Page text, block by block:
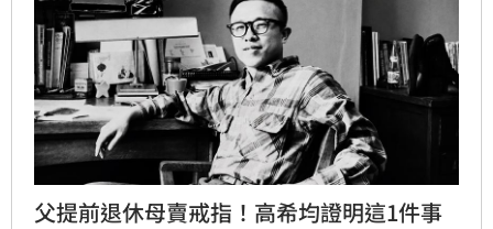
父提前退休母賣戒指！高希均證明這1件事